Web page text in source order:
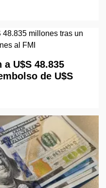
U$S 48.835
de U$S